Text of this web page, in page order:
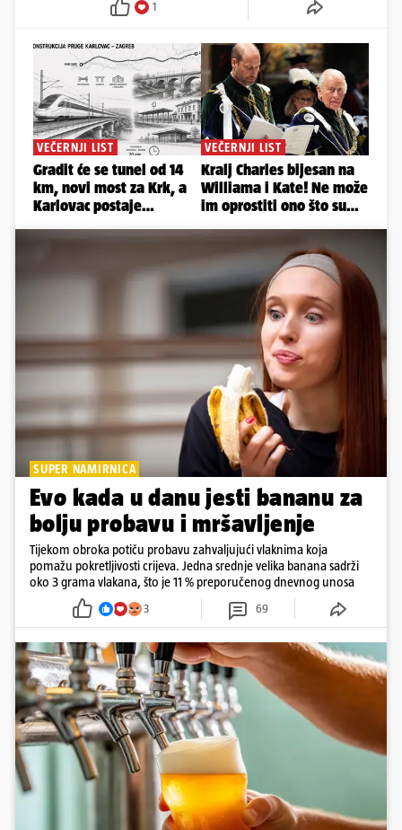
1
SUPER NAMIRNICA
Evo kada u danu jesti bananu za
bolju probavu i mršavljenje
Tijekom obroka potiču probavu zahvaljujući vlaknima koja
pomažu pokretljivosti crijeva. Jedna srednje velika banana sadrži
oko 3 grama vlakana, što je 11 % preporučenog dnevnog unosa
3 69